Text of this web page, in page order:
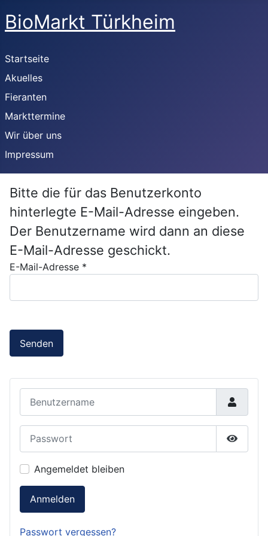
BioMarkt Türkheim
Startseite
Akuelles
Fieranten
Markttermine
Wir über uns
Impressum
Bitte die für das Benutzerkonto
hinterlegte E-Mail-Adresse eingeben.
Der Benutzername wird dann an diese
E-Mail-Adresse geschickt.
E-Mail-Adresse *
Senden
Angemeldet bleiben
Anmelden
Passwort vergessen?